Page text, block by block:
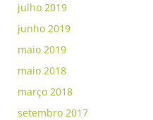
julho 2019
junho 2019
maio 2019
maio 2018
março 2018
setembro 2017